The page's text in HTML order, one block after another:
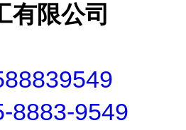
有限公司
8883-9549